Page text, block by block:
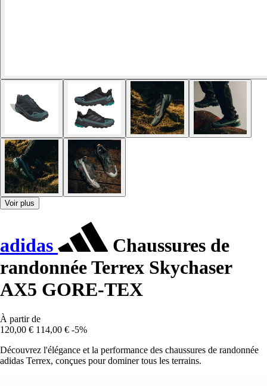
Voir plus
adidas
Chaussures de
randonnée Terrex Skychaser
AX5 GORE-TEX
À partir de
120,00 € 114,00 € -5%
Découvrez l'élégance et la performance des chaussures de randonnée
adidas Terrex, conçues pour dominer tous les terrains.